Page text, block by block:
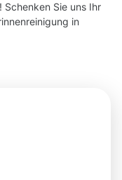
Schenken Sie uns Ihr
in